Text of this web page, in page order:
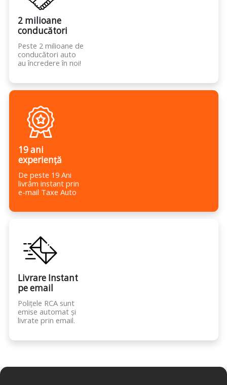
2 milioane
conducători
Peste 2 milioane de
conducători auto
au încredere în noi!
19 ani
experiență
De peste 19 Ani
livrăm instant prin
e-mail Taxe Auto
Livrare Instant
pe email
Polițele RCA sunt
emise automat și
livrate prin email.